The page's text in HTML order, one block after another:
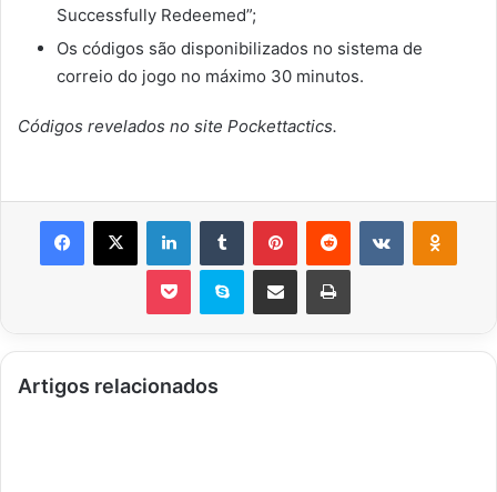
Successfully Redeemed”;
Os códigos são disponibilizados no sistema de
correio do jogo no máximo 30 minutos.
Códigos revelados no site Pockettactics.
Facebook
X LinkedinTumblr PinterestReddit VK OK
Pocket Skype Compartilhar via e-mail Imprimir
Artigos relacionados